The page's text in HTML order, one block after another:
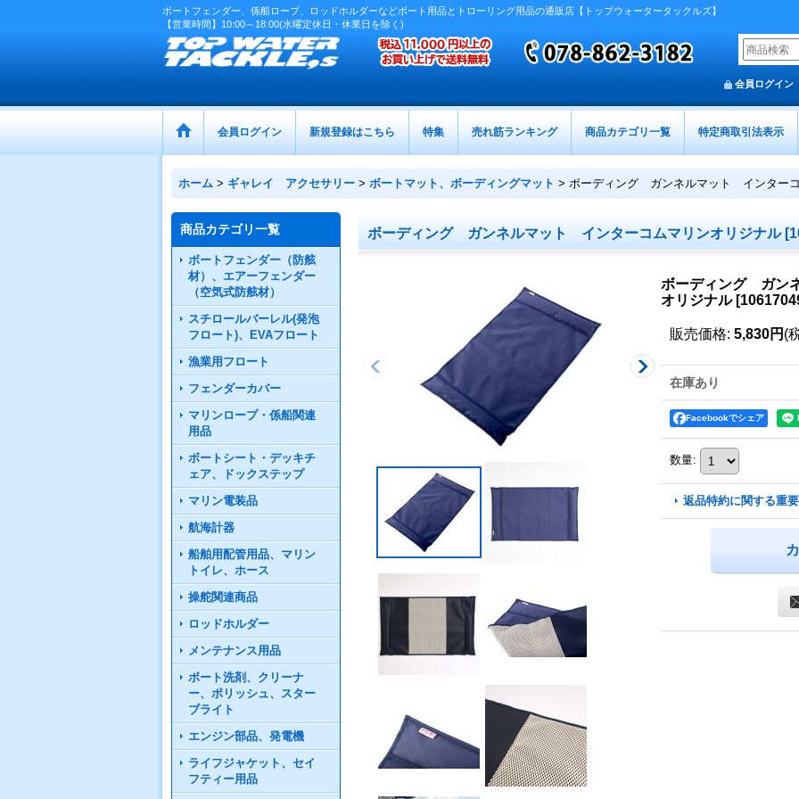
ボートフェンダー、係船ロープ、ロッドホルダーなどボート用品とトローリング用品の通販店【トップウォータータックルズ】
【営業時間】10:00～18:00(水曜定休日・休業日を除く)
会員ログイン
会員ログイン 新規登録はこちら 特集 売れ筋ランキング 商品カテゴリ一覧 特定商取引法表示
ホーム > ギャレイ アクセサリー > ボートマット、ボーディングマット > ボーディング ガンネルマット インター
商品カテゴリ一覧
ボートフェンダー（防舷
材）、エアーフェンダー
（空気式防舷材）
スチロールバーレル(発泡
フロート)、EVAフロート
漁業用フロート
フェンダーカバー
マリンロープ・係船関連
用品
ボートシート・デッキチ
ェア、ドックステップ
マリン電装品
航海計器
船舶用配管用品、マリン
トイレ、ホース
操舵関連商品
ロッドホルダー
メンテナンス用品
ボート洗剤、クリーナ
ー、ポリッシュ、スター
ブライト
エンジン部品、発電機
ライフジャケット、セイ
フティー用品
ボーディング ガンネルマット インターコムマリンオリジナル [
ボーディング ガン
オリジナル [
販売価格: 5,830円 (
在庫あり
Facebookでシェア
数量:
返品特約に関する重